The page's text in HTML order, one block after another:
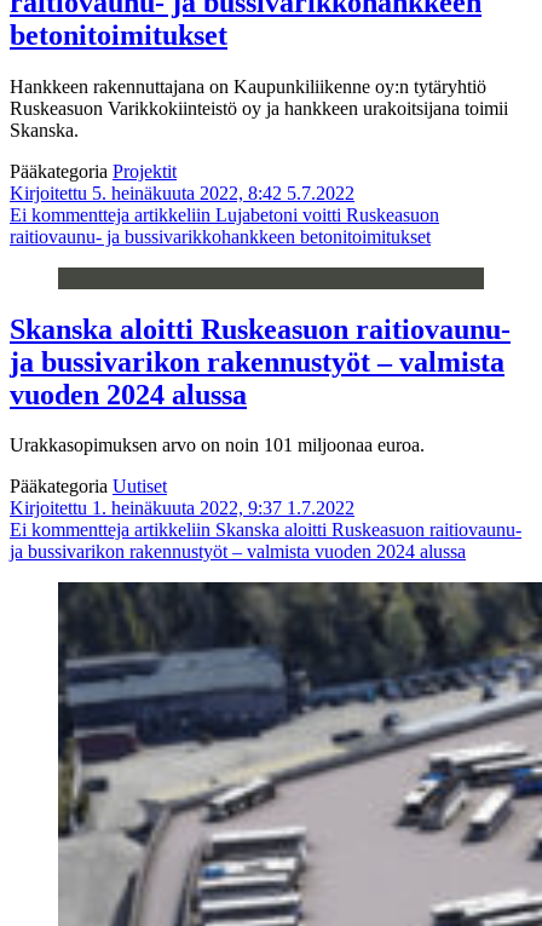
betonitoimitukset
Hankkeen rakennuttajana on Kaupunkiliikenne oy:n tytäryhtiö
Ruskeasuon Varikkokiinteistö oy ja hankkeen urakoitsijana toimii
Skanska.
Pääkategoria Projektit
Kirjoitettu 5. heinäkuuta 2022, 8:42 5.7.2022
Ei kommentteja artikkeliin Lujabetoni voitti Ruskeasuon
raitiovaunu- ja bussivarikkohankkeen betonitoimitukset
Skanska aloitti Ruskeasuon raitiovaunu-
ja bussivarikon rakennustyöt – valmista
vuoden 2024 alussa
Urakkasopimuksen arvo on noin 101 miljoonaa euroa.
Pääkategoria Uutiset
Kirjoitettu 1. heinäkuuta 2022, 9:37 1.7.2022
Ei kommentteja artikkeliin Skanska aloitti Ruskeasuon raitiovaunu-
ja bussivarikon rakennustyöt – valmista vuoden 2024 alussa